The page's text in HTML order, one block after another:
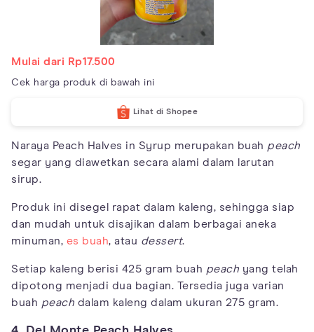
Mulai dari Rp17.500
Cek harga produk di bawah ini
Lihat di Shopee
Naraya Peach Halves in Syrup merupakan buah peach
segar yang diawetkan secara alami dalam larutan
sirup.
Produk ini disegel rapat dalam kaleng, sehingga siap
dan mudah untuk disajikan dalam berbagai aneka
minuman, es buah, atau dessert.
Setiap kaleng berisi 425 gram buah peach yang telah
dipotong menjadi dua bagian. Tersedia juga varian
buah peach dalam kaleng dalam ukuran 275 gram.